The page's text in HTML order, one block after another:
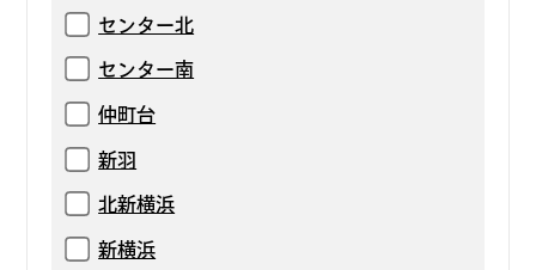
センター北
センター南
仲町台
新羽
北新横浜
新横浜